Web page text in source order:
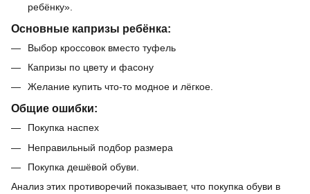
ребёнку».
Основные капризы ребёнка:
Выбор кроссовок вместо туфель
Капризы по цвету и фасону
Желание купить что-то модное и лёгкое.
Общие ошибки:
Покупка наспех
Неправильный подбор размера
Покупка дешёвой обуви.
Анализ этих противоречий показывает, что покупка обуви в